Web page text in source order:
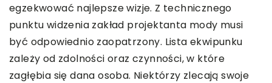
egzekwować najlepsze wizje. Z technicznego
punktu widzenia zakład projektanta mody musi
być odpowiednio zaopatrzony. Lista ekwipunku
zależy od zdolności oraz czynności, w które
zagłębia się dana osoba. Niektórzy zlecają swoje